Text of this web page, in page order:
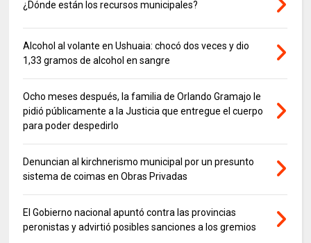
¿Dónde están los recursos municipales?
Alcohol al volante en Ushuaia: chocó dos veces y dio
1,33 gramos de alcohol en sangre
Ocho meses después, la familia de Orlando Gramajo le
pidió públicamente a la Justicia que entregue el cuerpo
para poder despedirlo
Denuncian al kirchnerismo municipal por un presunto
sistema de coimas en Obras Privadas
El Gobierno nacional apuntó contra las provincias
peronistas y advirtió posibles sanciones a los gremios